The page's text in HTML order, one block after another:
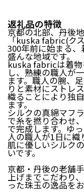
米子市（鳥取県
境港市（鳥取
日吉津村（鳥
南部町（鳥取県
日南町（鳥取
江府町（鳥取県
大田市（島根
岡山市（岡山
高梁市（岡山
小豆島町（香川
東温市（愛媛
返礼品の特徴
京都の北部、丹後
「kuska fabric(ク
300年前に始まる
盛んな地域です。
kuska fabricは着物
し、熟練の職人が
ます。職人の腕、
りと素材にストレ
織ることにより独
ます。
シルクの真綿マフ
で糸を撚り合わせ
で完成します。ゆ
人の職人が1日に織
肌に優しいシルク
いです。
京都・丹後の老舗
上げまでこだわり
った珠玉の逸品を